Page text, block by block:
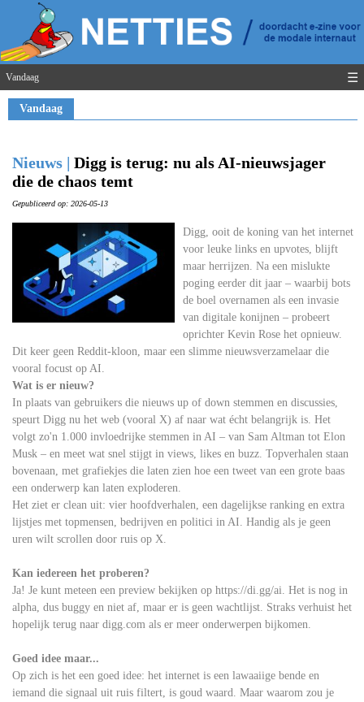
Vandaag ☰
Vandaag
Nieuws | Digg is terug: nu als AI-nieuwsjager
die de chaos temt
Gepubliceerd op: 2026-05-13
Digg, ooit de koning van het internet
voor leuke links en upvotes, blijft
maar herrijzen. Na een mislukte
poging eerder dit jaar – waarbij bots
de boel overnamen als een invasie
van digitale konijnen – probeert
oprichter Kevin Rose het opnieuw.
Dit keer geen Reddit-kloon, maar een slimme nieuwsverzamelaar die
vooral focust op AI.
Wat is er nieuw?
In plaats van gebruikers die nieuws up of down stemmen en discussies,
speurt Digg nu het web (vooral X) af naar wat écht belangrijk is. Het
volgt zo'n 1.000 invloedrijke stemmen in AI – van Sam Altman tot Elon
Musk – en meet wat snel stijgt in views, likes en buzz. Topverhalen staan
bovenaan, met grafiekjes die laten zien hoe een tweet van een grote baas
een onderwerp kan laten exploderen.
Het ziet er clean uit: vier hoofdverhalen, een dagelijkse ranking en extra
lijstjes met topmensen, bedrijven en politici in AI. Handig als je geen
uren wilt scrollen door ruis op X.
Kan iedereen het proberen?
Ja! Je kunt meteen een preview bekijken op https://di.gg/ai. Het is nog in
alpha, dus buggy en niet af, maar er is geen wachtlijst. Straks verhuist het
hopelijk terug naar digg.com als er meer onderwerpen bijkomen.
Goed idee maar...
Op zich is het een goed idee: het internet is een lawaaiige bende en
iemand die signaal uit ruis filtert, is goud waard. Maar waarom zou je